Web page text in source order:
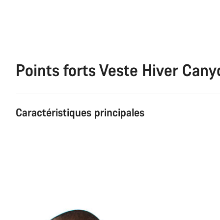
Points forts Veste Hiver
Caractéristiques principales